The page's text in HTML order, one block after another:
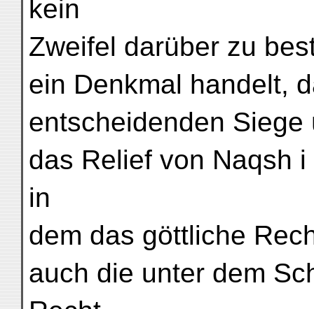
kein
Zweifel darüber zu
ein Denkmal handelt,
entscheidenden
das Relief von Naqsh
in
dem das göttliche
auch die unter dem